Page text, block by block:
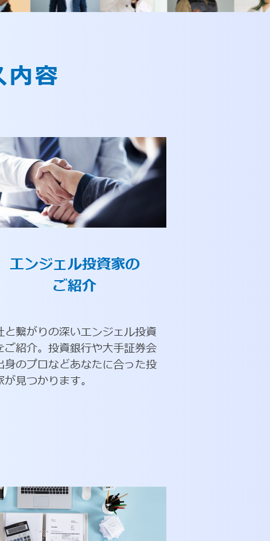
内容
エンジェル投資家の
ご紹介
と繋がりの深いエンジェル投資
ご紹介。投資銀行や大手証券会
身のプロなどあなたに合った投
が見つかります。